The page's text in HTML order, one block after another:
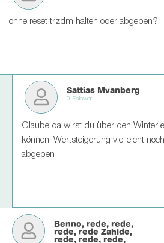
ohne reset trzdm halten oder abgeben?
Sattias Mvanberg
0 Follower
Glaube da wirst du über den Winter
können. Wertsteigerung vielleicht
abgeben
Benno, rede, rede,
rede, rede Zahide,
rede, rede, rede,